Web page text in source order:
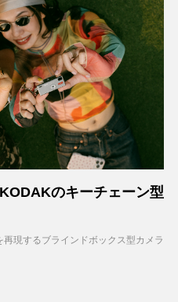
のキーチェーン型
現するブラインドボックス型カメラ